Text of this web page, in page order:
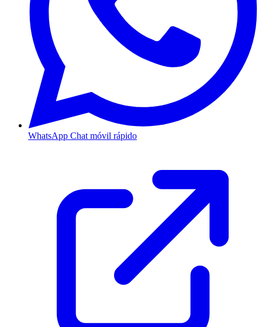
WhatsApp Chat móvil rápido